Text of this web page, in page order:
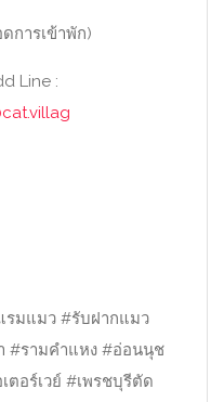
การเข้าพัก)
Line :
รมแมว #รับฝากแมว
#รามคำแหง #อ่อนนุช
ตอร์เวย์ #เพรชบุรีตัด